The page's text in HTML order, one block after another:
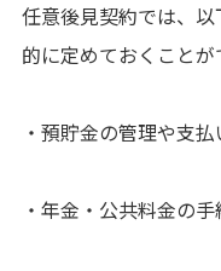
任意後見契約では、
的に定めておくことが
・預貯金の管理や支払
・年金・公共料金の手